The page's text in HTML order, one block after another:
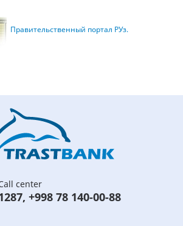
Правительственный портал РУз.
center
, +998 78 140-00-88